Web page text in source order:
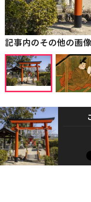
記事内のその他の画像